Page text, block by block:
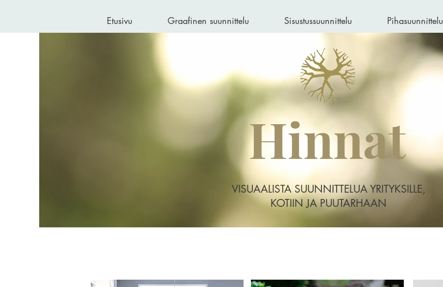
Etusivu Graafinen suunnittelu Sisustussuunnittelu Pihasuunnittelu
Hinnat
VISUAALISTA SUUNNITTELUA YRITYKSILLE,
KOTIIN JA PUUTARHAAN